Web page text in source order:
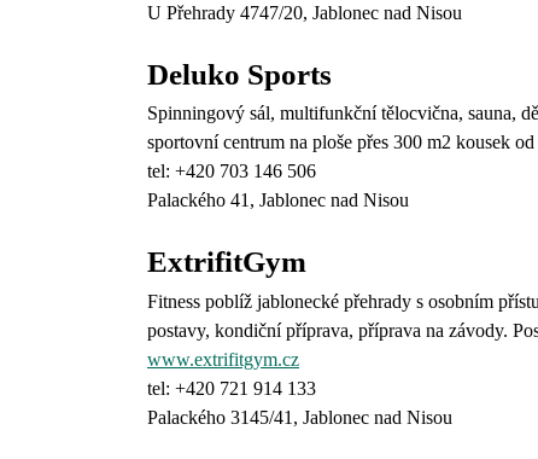
U Přehrady 4747/20, Jablonec nad Nisou
Deluko Sports
Spinningový sál, multifunkční tělocvična, sauna,
sportovní centrum na ploše přes 300 m2 kousek
tel: +420 703 146 506
Palackého 41, Jablonec nad Nisou
ExtrifitGym
Fitness poblíž jablonecké přehrady s osobním
postavy, kondiční příprava, příprava na závody.
www.extrifitgym.cz
tel: +420 721 914 133
Palackého 3145/41, Jablonec nad Nisou